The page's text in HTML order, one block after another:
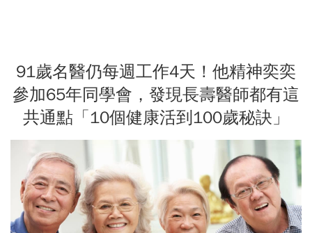
91歲名醫仍每週工作4天！他精神奕奕
參加65年同學會，發現長壽醫師都有這
共通點「10個健康活到100歲秘訣」